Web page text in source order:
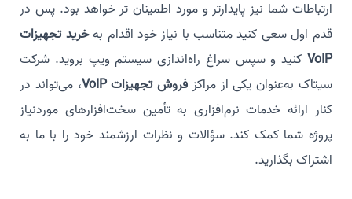
ارتباطات شما نیز پایدارتر و مورد اطمینان تر خواهد بود. پس در
قدم اول سعی کنید متناسب با نیاز خود اقدام بهخرید تجهیزات
VoIP کنید و سپس سراغ راه‌اندازی سیستم ویپ بروید. شرکت
سیتاک به‌عنوان یکی از مراکز فروش تجهیزات VoIP
، می‌تواند در
کنار ارائه خدمات نرم‌افزاری به تأمین سخت‌افزارهای موردنیاز
پروژه شما کمک کند. سؤالات و نظرات ارزشمند خود را با ما به
اشتراک بگذارید.